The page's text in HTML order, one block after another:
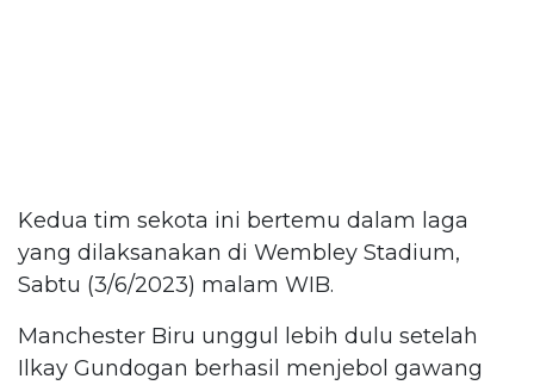
Kedua tim sekota ini bertemu dalam laga
yang dilaksanakan di Wembley Stadium,
Sabtu (3/6/2023) malam WIB.
Manchester Biru unggul lebih dulu setelah
Ilkay Gundogan berhasil menjebol gawang